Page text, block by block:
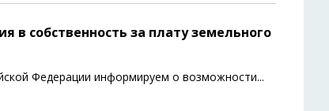
собственность за плату земельного
Федерации информируем о возможности...